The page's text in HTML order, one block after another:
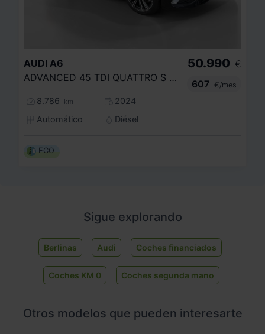
AUDI A6
ADVANCED 45 TDI QUATTRO S TRONIC
8.786 km
2024
Automático
Diésel
50.990 €
607
€/mes
ECO
Sigue explorando
Berlinas Audi Coches financiados
Coches KM 0 Coches segunda mano
Otros modelos que pueden interesarte